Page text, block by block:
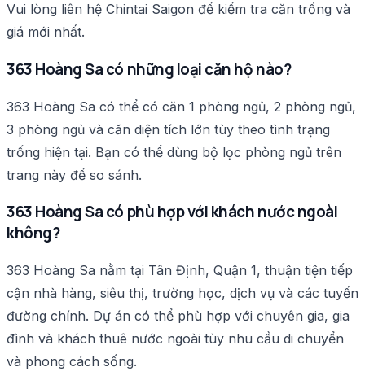
Vui lòng liên hệ Chintai Saigon để kiểm tra căn trống và
giá mới nhất.
363 Hoàng Sa có những loại căn hộ nào?
363 Hoàng Sa có thể có căn 1 phòng ngủ, 2 phòng ngủ,
3 phòng ngủ và căn diện tích lớn tùy theo tình trạng
trống hiện tại. Bạn có thể dùng bộ lọc phòng ngủ trên
trang này để so sánh.
363 Hoàng Sa có phù hợp với khách nước ngoài
không?
363 Hoàng Sa nằm tại Tân Định, Quận 1, thuận tiện tiếp
cận nhà hàng, siêu thị, trường học, dịch vụ và các tuyến
đường chính. Dự án có thể phù hợp với chuyên gia, gia
đình và khách thuê nước ngoài tùy nhu cầu di chuyển
và phong cách sống.